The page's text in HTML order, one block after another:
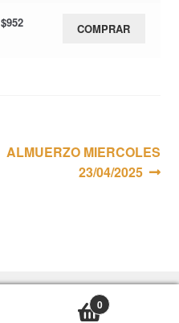
$952 COMPRAR
Siguiente:
ALMUERZO MIERCOLES
23/04/2025
0